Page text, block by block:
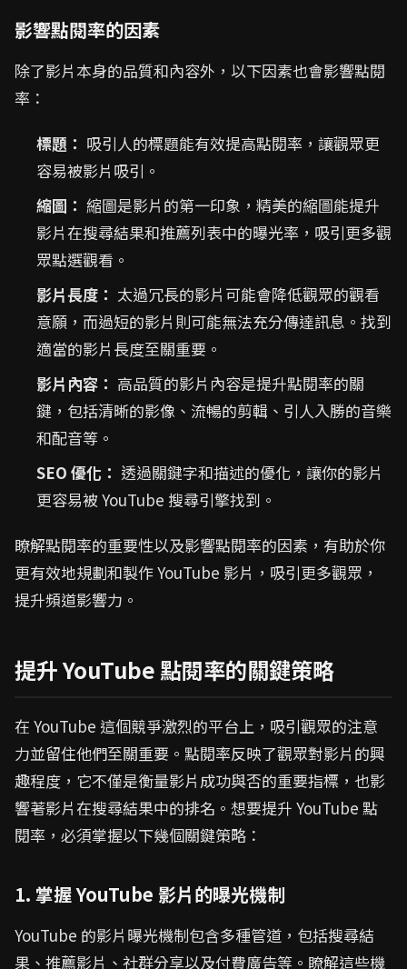
影響點閱率的因素
除了影片本身的品質和內容外，以下因素也會影響點閱
率：
標題： 吸引人的標題能有效提高點閱率，讓觀眾更
容易被影片吸引。
縮圖： 縮圖是影片的第一印象，精美的縮圖能提升
影片在搜尋結果和推薦列表中的曝光率，吸引更多觀
眾點選觀看。
影片長度： 太過冗長的影片可能會降低觀眾的觀看
意願，而過短的影片則可能無法充分傳達訊息。找到
適當的影片長度至關重要。
影片內容： 高品質的影片內容是提升點閱率的關
鍵，包括清晰的影像、流暢的剪輯、引人入勝的音樂
和配音等。
SEO 優化： 透過關鍵字和描述的優化，讓你的影片
更容易被 YouTube 搜尋引擎找到。
瞭解點閱率的重要性以及影響點閱率的因素，有助於你
更有效地規劃和製作 YouTube 影片，吸引更多觀眾，
提升頻道影響力。
提升 YouTube 點閱率的關鍵策略
在 YouTube 這個競爭激烈的平台上，吸引觀眾的注意
力並留住他們至關重要。點閱率反映了觀眾對影片的興
趣程度，它不僅是衡量影片成功與否的重要指標，也影
響著影片在搜尋結果中的排名。想要提升 YouTube 點
閱率，必須掌握以下幾個關鍵策略：
1. 掌握 YouTube 影片的曝光機制
YouTube 的影片曝光機制包含多種管道，包括搜尋結
果、推薦影片、社群分享以及付費廣告等。瞭解這些機